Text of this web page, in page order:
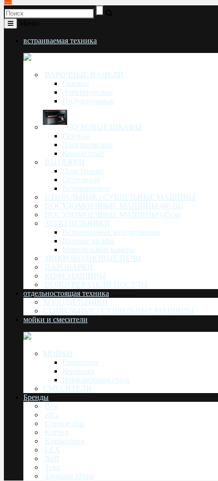
встраиваемая техника
ВАРОЧНЫЕ ПАНЕЛИ
Газовые
Электрические
Индукционные
ДУХОВЫЕ ШКАФЫ
Газовые
Электрические
Компактные
ВЫТЯЖКИ
Пристенные
Островные
Встраиваемые
СТИРАЛЬНЫЕ / СУШИЛЬНЫЕ МАШИНЫ
ПОСУДОМОЕЧНЫЕ МАШИНЫ (60 см)
ПОСУДОМОЕЧНЫЕ МАШИНЫ (45см)
ХОЛОДИЛЬНИКИ
Встраиваемые холодильники
Винные шкафы
Морозильные камеры
МИКРОВОЛНОВЫЕ ПЕЧИ
ПАРОВАРКИ
КОФЕМАШИНЫ
ПОДОГРЕВАТЕЛИ ПОСУДЫ
отдельностоящая техника
ХОЛОДИЛЬНИКИ
СТИРАЛЬНЫЕ / СУШИЛЬНЫЕ МАШИНЫ
мойки и смесители
МОЙКИ
Гранитные
Керамика
Нержавеющая сталь
СМЕСИТЕЛИ
Бренды
Best
elica
Gorenje plus
Korting
Kuppersberg
LEX
Neff
Teka
Zigmund Shtain